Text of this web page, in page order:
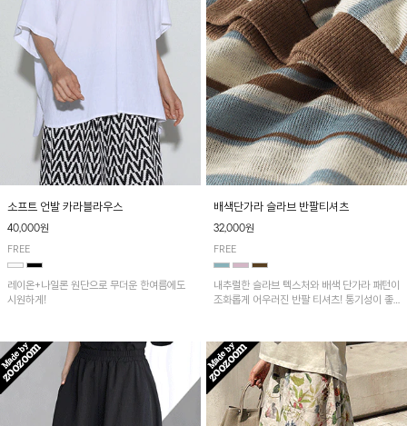
소프트 언발 카라블라우스
40,000원
FREE
레이온+나일론 원단으로 무더운 한여름에도
시원하게!
배색단가라 슬라브 반팔티셔츠
32,000원
FREE
내추럴한 슬라브 텍스처와 배색 단가라 패턴이
조화롭게 어우러진 반팔 티셔츠! 통기성이 좋